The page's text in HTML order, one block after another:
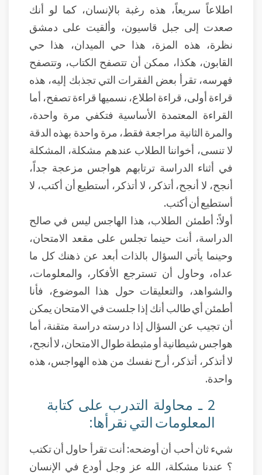
اطلاعاً سريعاً، هذه رغبة بالإنسان، كما لو أنك
صعدت إلى جبل قاسيون، وألقيت على دمشق
نظرة، هذه المزة، هذا حي الميدان، هذا حي
القابون، هكذا، ممكن أن تتصفح الكتاب، وتتصفح
فهرسه، تقرأ بعض الفقرات التي تجذبك إليه، هذه
قراءة أولى، قراءة اطلاع، نسميها قراءة تصفح، أما
القراءة المعتمدة الأساسية فتكفي مرة واحدة،
والمرة الثانية مراجعة فقط، مرة واحدة بهذه الدقة
لا تنسى، أخواننا الطلاب عندهم مشكلة، المشكلة
في أثناء الدراسة ترتابهم هواجس مزعجة جداً،
أنجح، لا أنجح، أتذكر، لا أتذكر، أستطيع أن أكتب، لا
أستطيع أن أكتب.
أولاً: أطمئن الطلاب، هذا الهاجس ليس في صالح
الدراسة، أنت حينما تجلس على مقعد الامتحان،
وحينما يأتي السؤال بالذات أبعد عن ذهنك كل ما
عداه، وحاول أن تسترجع الأفكار، والمعلومات،
والشواهد، والتعليقات حول هذا الموضوع، فأنا
أطمئن أي طالب أنك إذا جلست في الامتحان يمكن
أن تجيب عن السؤال إذا درسته دراسة متقنة، أما
هواجس شيطانية أو مثبطة طوال الامتحان، لا أنجح،
لا أتذكر، أتذكر، أرح نفسك من هذه الهواجس، هذه
واحدة.
2 ـ محاولة التدرب على كتابة
المعلومات التي نقرأها:
شيء ثان أحب أن أوضحه: أنت تقرأ حاول أن تكتب
؟ عندنا مشكلة، الله عز وجل أودع في الإنسان